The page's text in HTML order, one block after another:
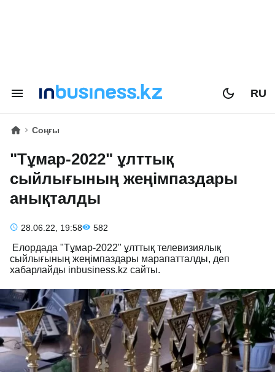
RU
Соңғы
"Тұмар-2022" ұлттық
сыйлығының жеңімпаздары
анықталды
28.06.22, 19:58 582
Елордада "Тұмар-2022" ұлттық телевизиялық
сыйлығының жеңімпаздары марапатталды, деп
хабарлайды inbusiness.kz сайты.